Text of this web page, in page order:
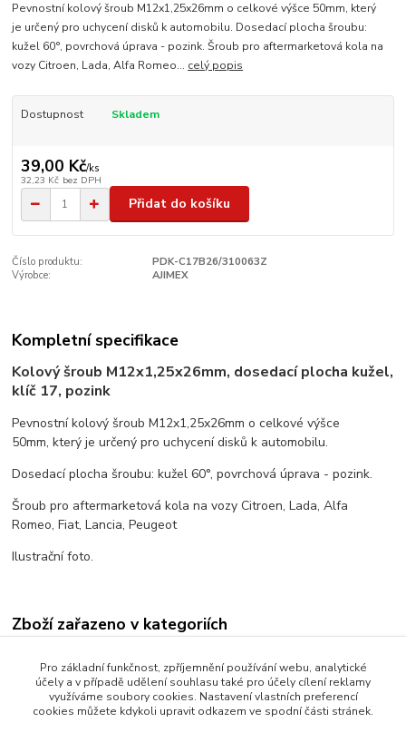
Pevnostní kolový šroub M12x1,25x26mm o celkové výšce 50mm, který
je určený pro uchycení disků k automobilu. Dosedací plocha šroubu:
kužel 60°, povrchová úprava - pozink. Šroub pro aftermarketová kola na
vozy Citroen, Lada, Alfa Romeo... celý popis
Dostupnost Skladem
39,00 Kč/ks
32,23 Kč bez DPH
Přidat do košíku
Číslo produktu:
PDK-C17B26/310063Z
Výrobce:
AJIMEX
Kompletní specifikace
Kolový šroub M12x1,25x26mm, dosedací plocha kužel,
klíč 17, pozink
Pevnostní kolový šroub M12x1,25x26mm o celkové výšce
50mm, který je určený pro uchycení disků k automobilu.
Dosedací plocha šroubu: kužel 60°, povrchová úprava - pozink.
Šroub pro aftermarketová kola na vozy Citroen, Lada, Alfa
Romeo, Fiat, Lancia, Peugeot
Ilustrační foto.
Zboží zařazeno v kategoriích
Dosedací plocha kužel
Závit M12x1,25
Pro základní funkčnost, zpříjemnění používání webu, analytické
účely a v případě udělení souhlasu také pro účely cílení reklamy
využíváme soubory cookies. Nastavení vlastních preferencí
cookies můžete kdykoli upravit odkazem ve spodní části stránek.